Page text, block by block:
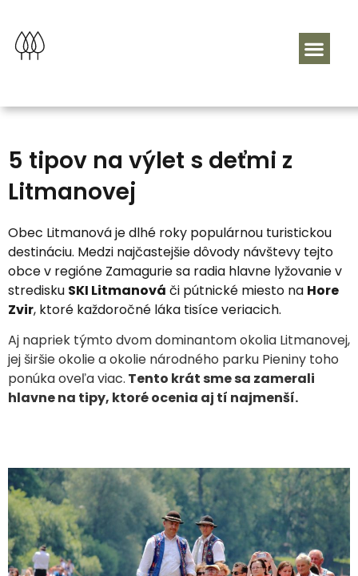
5 tipov na výlet s deťmi z
Litmanovej
Obec Litmanová je dlhé roky populárnou turistickou
destináciu. Medzi najčastejšie dôvody návštevy tejto
obce v regióne Zamagurie sa radia hlavne lyžovanie v
stredisku SKI Litmanová či pútnické miesto na Hore
Zvir, ktoré každoročné láka tisíce veriacich.
Aj napriek týmto dvom dominantom okolia Litmanovej,
jej širšie okolie a okolie národného parku Pieniny toho
ponúka oveľa viac. Tento krát sme sa zamerali
hlavne na tipy, ktoré ocenia aj tí najmenší.